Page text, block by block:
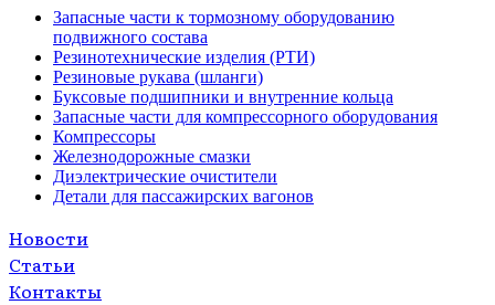
Запасные части к тормозному оборудованию
подвижного состава
Резинотехнические изделия (РТИ)
Резиновые рукава (шланги)
Буксовые подшипники и внутренние кольца
Запасные части для компрессорного оборудования
Компрессоры
Железнодорожные смазки
Диэлектрические очистители
Детали для пассажирских вагонов
Новости
Статьи
Контакты